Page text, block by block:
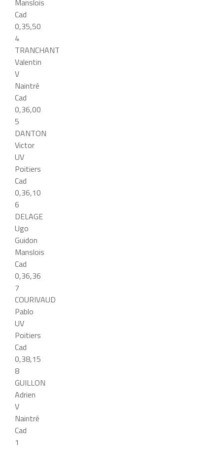
Manslois
Cad
0,35,50
4
TRANCHANT
Valentin
V
Naintré
Cad
0,36,00
5
DANTON
Victor
UV
Poitiers
Cad
0,36,10
6
DELAGE
Ugo
Guidon
Manslois
Cad
0,36,36
7
COURIVAUD
Pablo
UV
Poitiers
Cad
0,38,15
8
GUILLON
Adrien
V
Naintré
Cad
1